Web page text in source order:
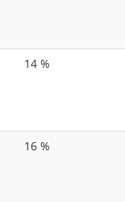
14 %
16 %